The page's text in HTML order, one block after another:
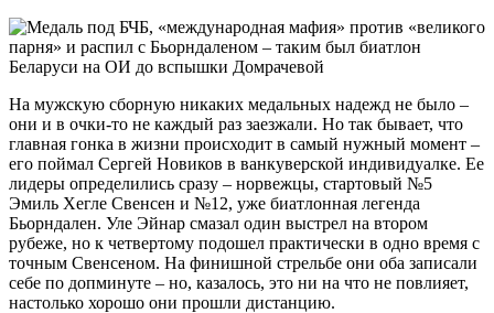
На мужскую сборную никаких медальных надежд не было –
они и в очки-то не каждый раз заезжали. Но так бывает, что
главная гонка в жизни происходит в самый нужный момент –
его поймал Сергей Новиков в ванкуверской индивидуалке. Ее
лидеры определились сразу – норвежцы, стартовый №5
Эмиль Хегле Свенсен и №12, уже биатлонная легенда
Бьорндален. Уле Эйнар смазал один выстрел на втором
рубеже, но к четвертому подошел практически в одно время с
точным Свенсеном. На финишной стрельбе они оба записали
себе по допминуте – но, казалось, это ни на что не повлияет,
настолько хорошо они прошли дистанцию.